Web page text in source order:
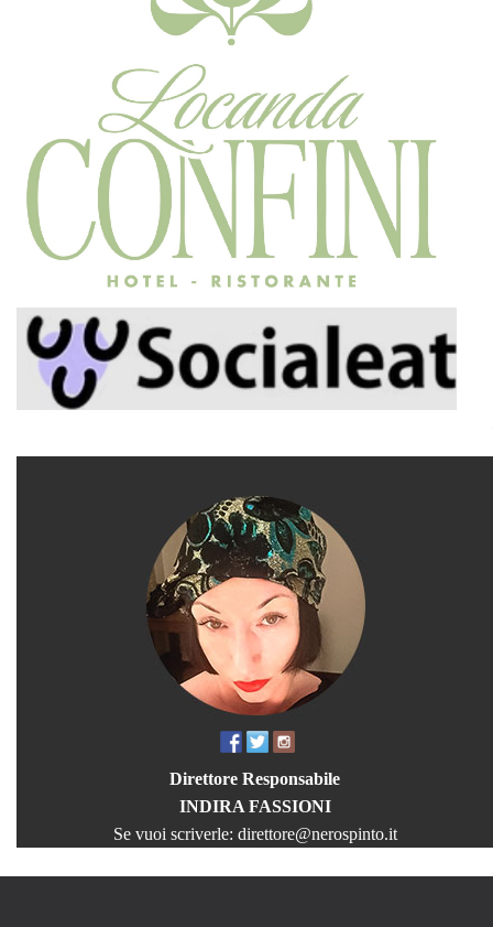
Direttore Responsabile
INDIRA FASSIONI
Se vuoi scriverle: direttore@nerospinto.it